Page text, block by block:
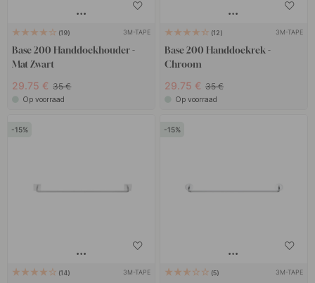
19 3M-TAPE
Base 200 Handdoekhouder -
Mat Zwart
29.75 € 35 €
Op voorraad
12 3M-TAPE
Base 200 Handdoekrek -
Chroom
29.75 € 35 €
Op voorraad
15
14 3M-TAPE
15
5 3M-TAPE